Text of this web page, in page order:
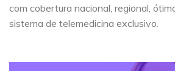
com cobertura nacional, regional,
sistema de telemedicina exclusivo.